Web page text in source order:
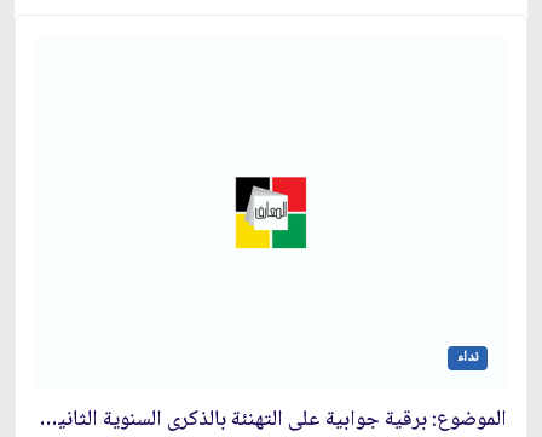
نداء
الموضوع: برقية جوابية على التهنئة بالذكرى السنوية الثانية لانتصار الثورة الإسلامية